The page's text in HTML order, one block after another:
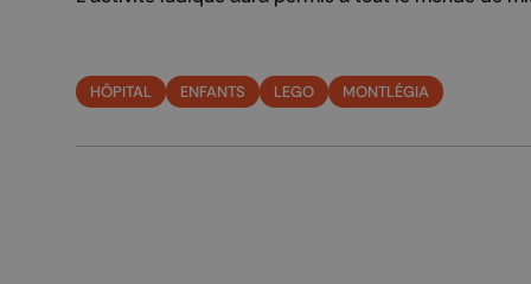
HÔPITAL ENFANTS LEGO MONTLÉGIA